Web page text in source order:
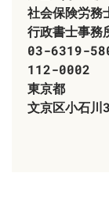
社会保険労務
行政書士事務
03-6319-
​112-0002
東京都
文京区​小石